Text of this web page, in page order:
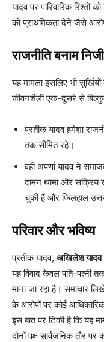
यादव पर पारिवारिक
को प्राथमिकता देने जैसे
राजनीति बनाम
यह मामला इसलिए भी
जीवनशैली एक-दूसरे से
प्रतीक यादव हमेशा
तक सीमित रहे।
वहीं अपर्णा यादव ने
दामन थामा और सक्रिय
चुकी हैं और फिलहाल
परिवार और भविष्य
प्रतीक यादव, अखिलेश यादव
यह विवाद केवल पति-पत्नी
माना जा रहा है। समाचार
के आरोपों पर कोई
इस बात पर टिकी है कि यह
दोनों पक्ष सार्वजनिक तौर